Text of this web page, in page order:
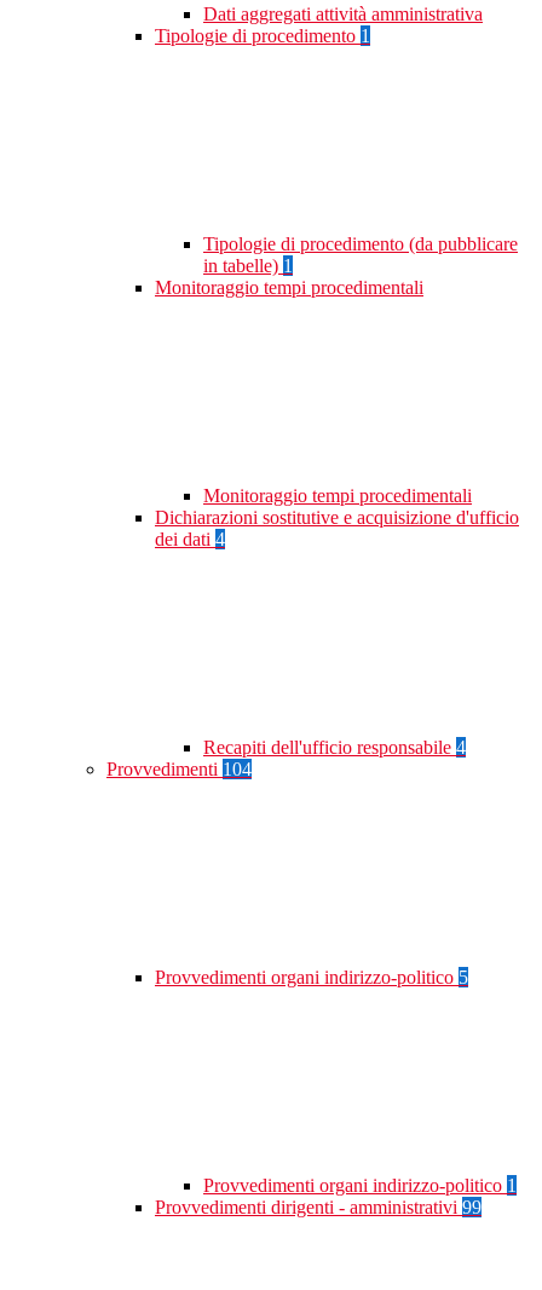
Dati aggregati attività amministrativa
Tipologie di procedimento 1
Tipologie di procedimento (da pubblicare
in tabelle) 1
Monitoraggio tempi procedimentali
Monitoraggio tempi procedimentali
Dichiarazioni sostitutive e acquisizione d'ufficio
dei dati 4
Recapiti dell'ufficio responsabile 4
Provvedimenti 104
Provvedimenti organi indirizzo-politico 5
Provvedimenti organi indirizzo-politico 1
Provvedimenti dirigenti - amministrativi 99